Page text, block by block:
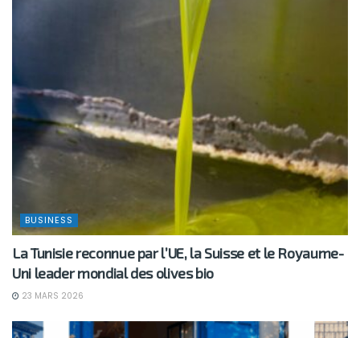
BUSINESS
La Tunisie reconnue par l’UE, la Suisse et le Royaume-
Uni leader mondial des olives bio
23 MARS 2026